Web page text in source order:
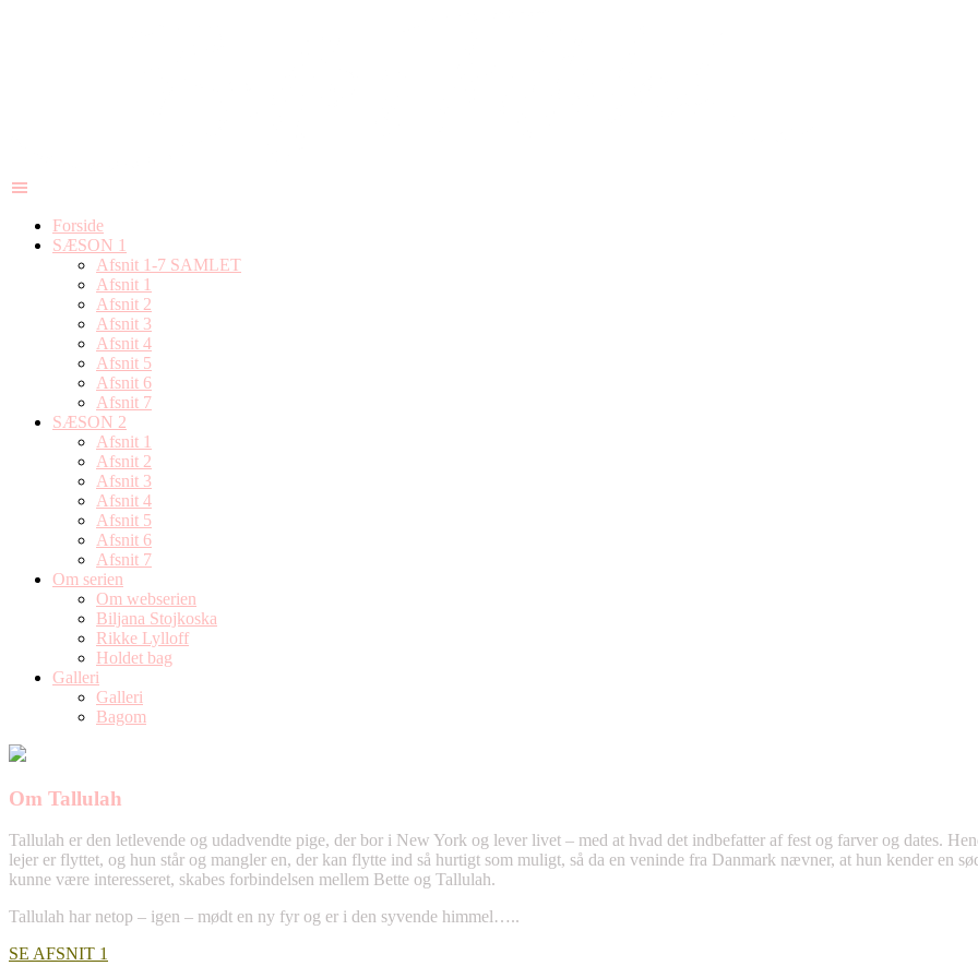
Forside
SÆSON 1
Afsnit 1-7 SAMLET
Afsnit 1
Afsnit 2
Afsnit 3
Afsnit 4
Afsnit 5
Afsnit 6
Afsnit 7
SÆSON 2
Afsnit 1
Afsnit 2
Afsnit 3
Afsnit 4
Afsnit 5
Afsnit 6
Afsnit 7
Om serien
Om webserien
Biljana Stojkoska
Rikke Lylloff
Holdet bag
Galleri
Galleri
Bagom
Om Tallulah
Tallulah er den letlevende og udadvendte pige, der bor i New York og lever livet – med at hvad det indbefatter af fest og farver og dates.
lejer er flyttet, og hun står og mangler en, der kan flytte ind så hurtigt som muligt, så da en veninde fra Danmark nævner, at hun kender en
kunne være interesseret, skabes forbindelsen mellem Bette og Tallulah.
Tallulah har netop – igen – mødt en ny fyr og er i den syvende himmel…..
SE AFSNIT 1